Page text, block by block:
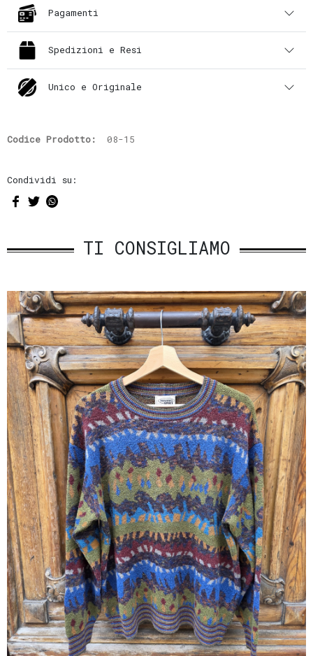
Pagamenti
Spedizioni e Resi
Unico e Originale
Codice Prodotto: 08-15
Condividi su:
TI CONSIGLIAMO